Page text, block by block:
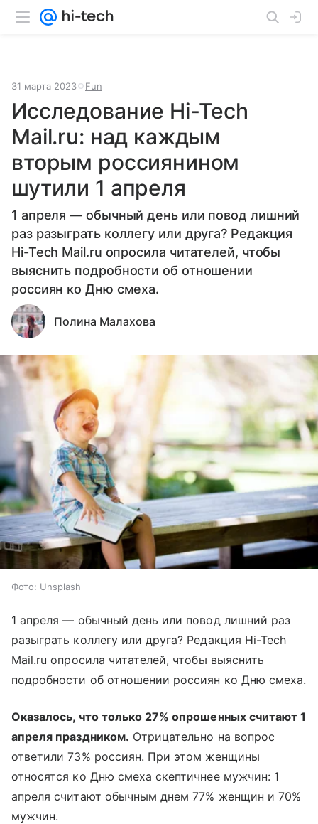
31 марта 2023 Fun
Исследование Hi-Tech
Mail.ru: над каждым
вторым россиянином
шутили 1 апреля
1 апреля — обычный день или повод лишний
раз разыграть коллегу или друга? Редакция
Hi-Tech Mail.ru опросила читателей, чтобы
выяснить подробности об отношении
россиян ко Дню смеха.
Полина Малахова
Фото: Unsplash
1 апреля — обычный день или повод лишний раз
разыграть коллегу или друга? Редакция Hi-Tech
Mail.ru опросила читателей, чтобы выяснить
подробности об отношении россиян ко Дню смеха.
Оказалось, что только 27% опрошенных считают 1
апреля праздником. Отрицательно на вопрос
ответили 73% россиян. При этом женщины
относятся ко Дню смеха скептичнее мужчин: 1
апреля считают обычным днем 77% женщин и 70%
мужчин.